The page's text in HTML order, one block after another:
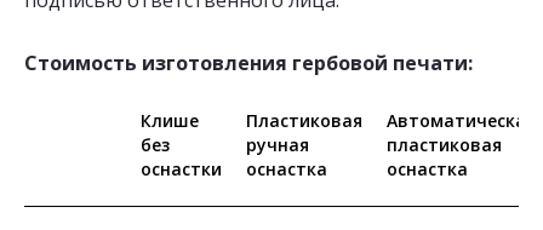
Стоимость изготовления гербовой печати:
Клише
без
оснастки
Пластиковая
ручная
оснастка
Автоматическая
пластиковая
оснастка